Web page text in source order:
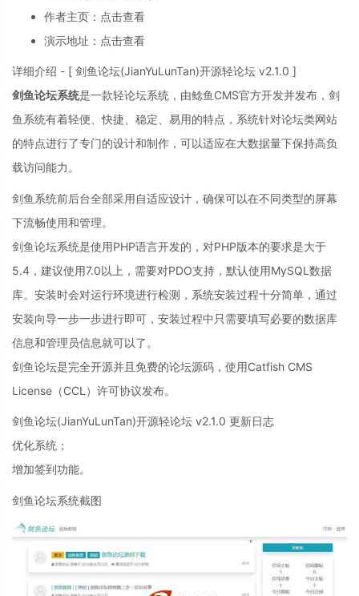
作者主页： 点击查看
演示地址： 点击查看
详细介绍 - [ 剑鱼论坛(JianYuLunTan)开源轻论坛 v2.1.0 ]
剑鱼论坛系统是一款轻论坛系统，由鲶鱼CMS官方开发并发布，剑
鱼系统有着轻便、快捷、稳定、易用的特点，系统针对论坛类网站
的特点进行了专门的设计和制作，可以适应在大数据量下保持高负
载访问能力。
剑鱼系统前后台全部采用自适应设计，确保可以在不同类型的屏幕
下流畅使用和管理。
剑鱼论坛系统是使用PHP语言开发的，对PHP版本的要求是大于
5.4，建议使用7.0以上，需要对PDO支持，默认使用MySQL数据
库。安装时会对运行环境进行检测，系统安装过程十分简单，通过
安装向导一步一步进行即可，安装过程中只需要填写必要的数据库
信息和管理员信息就可以了。
剑鱼论坛是完全开源并且免费的论坛源码，使用Catfish CMS
License（CCL）许可协议发布。
剑鱼论坛(JianYuLunTan)开源轻论坛 v2.1.0 更新日志
优化系统；
增加签到功能。
剑鱼论坛系统截图